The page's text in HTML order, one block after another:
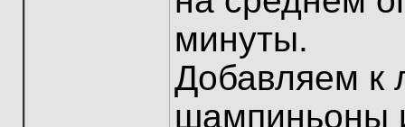
минуты.
Добавляем к
шампиньоны